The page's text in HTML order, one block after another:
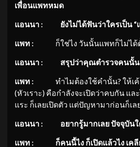
เพื่อนแพทหมด
แอนนา : ยังไม่ได้ฟันว่าใครเป็น “แ
แพท : ก็ใช่ไง วันนั้นแพทก็ไม่ได้
แอนนา : สรุปว่าคุณตำรวจคนนั้นเ
แพท : ทำไมต้องใช้คำนั้น? ให้เ
(หัวเราะ) คือกำลังจะเปิดว่าคบกัน แล
แระ ก็เลยเปิดตัว แต่ปัญหามาก่อนก็เล
แอนนา : อยากรู้มากเลย ปัจจุบันใ
แพท : ก็คนนี้ไง ก็เปิดแล้วไง เคลี